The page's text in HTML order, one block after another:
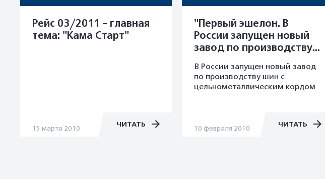
Рейс 03/2011 - главная
тема: "Кама Старт"
15 марта 2010 ЧИТАТЬ
"Первый эшелон. В
России запущен новый
завод по производству
цельнометаллическим
кордом", журнал "Рейс",
В России запущен новый завод
по производству шин с
цельнометаллическим кордом
10 февраля 2010 ЧИТАТЬ